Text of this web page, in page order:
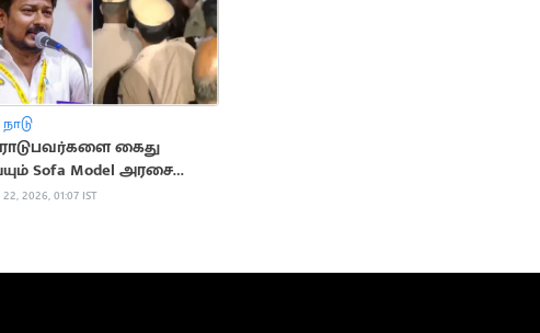
கைது
Sofa Model அரசை
உதயநிதி
22, 2026, 01:07 IST